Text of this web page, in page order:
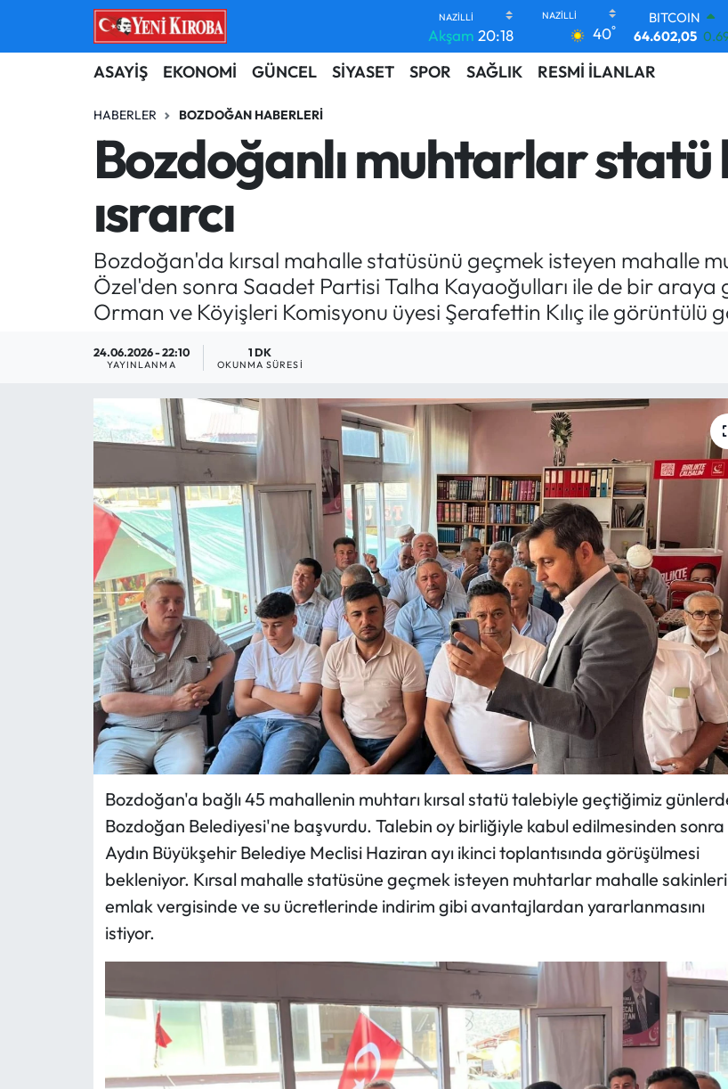
Akşam 20:18 40°
DOLAR
47,6006 0.06
EURO
55,0250
6513.94 0.32
BİST100
ASAYİŞ EKONOMİ GÜNCEL SİYASET SPOR SAĞLIK RESMİ İLANLAR
HABERLER BOZDOĞAN HABERLERI
Bozdoğanlı muhtarlar statü
ısrarcı
Bozdoğan'da kırsal mahalle statüsünü geçmek isteyen mahalle
Özel'den sonra Saadet Partisi Talha Kayaoğulları ile de bir araya
Orman ve Köyişleri Komisyonu üyesi Şerafettin Kılıç ile görüntülü
24.06.2026 - 22:10
YAYINLANMA
1 DK
OKUNMA SÜRESI
Bozdoğan'a bağlı 45 mahallenin muhtarı kırsal statü talebiyle geçtiğimiz
Bozdoğan Belediyesi'ne başvurdu. Talebin oy birliğiyle kabul edilmesinden sonra
Aydın Büyükşehir Belediye Meclisi Haziran ayı ikinci toplantısında görüşülmesi
bekleniyor. Kırsal mahalle statüsüne geçmek isteyen muhtarlar mahalle
emlak vergisinde ve su ücretlerinde indirim gibi avantajlardan yararlanmasını
istiyor.
ASAYİŞ
BİLİM-TEKNOLOJİ
DÜNYA
EĞİTİM
EKONOMİ
MAGAZİN
SİYASET
TARIM
TURİZM
YAŞAM
RESMİ İLANLAR
HABER İLAN
Aydın Nöbetçi Eczaneler
Aydın Hava Durumu
Aydin Namaz Vakitleri
Aydın Trafik Yoğunluk Haritası
Süper Lig Puan Durumu ve Fikstür
Tüm Manşetler